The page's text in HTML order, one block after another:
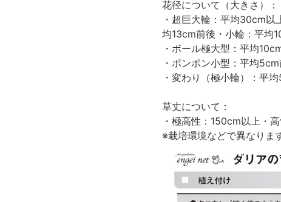
花径について（大きさ）：
・超巨大輪：平均30cm
均13cm前後・小輪：平均
・ボール極大型：平均
・ポンポン小型：平均
・変わり（極小輪）：平
草丈について：
・極高性：150cm以上・
※栽培環境などで異なりま